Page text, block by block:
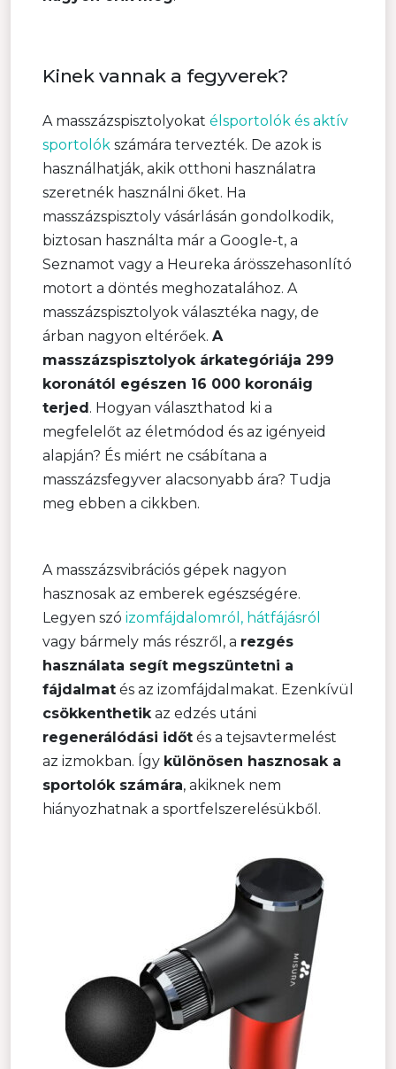
Kinek vannak a fegyverek?
A masszázspisztolyokat élsportolók és aktív
sportolók számára tervezték. De azok is
használhatják, akik otthoni használatra
szeretnék használni őket. Ha
masszázspisztoly vásárlásán gondolkodik,
biztosan használta már a Google-t, a
Seznamot vagy a Heureka árösszehasonlító
motort a döntés meghozatalához. A
masszázspisztolyok választéka nagy, de
árban nagyon eltérőek. A
masszázspisztolyok árkategóriája 299
koronától egészen 16 000 koronáig
terjed. Hogyan választhatod ki a
megfelelőt az életmódod és az igényeid
alapján? És miért ne csábítana a
masszázsfegyver alacsonyabb ára? Tudja
meg ebben a cikkben.
A masszázsvibrációs gépek nagyon
hasznosak az emberek egészségére.
Legyen szó izomfájdalomról, hátfájásról
vagy bármely más részről, a rezgés
használata segít megszüntetni a
fájdalmat és az izomfájdalmakat. Ezenkívül
csökkenthetik az edzés utáni
regenerálódási időt és a tejsavtermelést
az izmokban. Így különösen hasznosak a
sportolók számára, akiknek nem
hiányozhatnak a sportfelszerelésükből.